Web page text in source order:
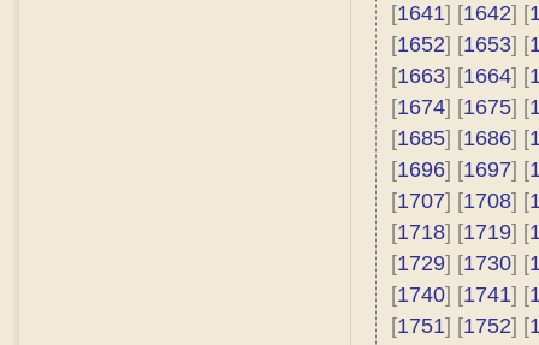
[1641] [1642] [
[1652] [1653] [
[1663] [1664] [
[1674] [1675] [
[1685] [1686] [
[1696] [1697] [
[1707] [1708] [
[1718] [1719] [
[1729] [1730] [
[1740] [1741] [
[1751] [1752] [